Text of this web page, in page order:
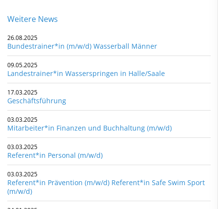
Weitere News
26.08.2025
Bundestrainer*in (m/w/d) Wasserball Männer
09.05.2025
Landestrainer*in Wasserspringen in Halle/Saale
17.03.2025
Geschäftsführung
03.03.2025
Mitarbeiter*in Finanzen und Buchhaltung (m/w/d)
03.03.2025
Referent*in Personal (m/w/d)
03.03.2025
Referent*in Prävention (m/w/d) Referent*in Safe Swim Sport
(m/w/d)